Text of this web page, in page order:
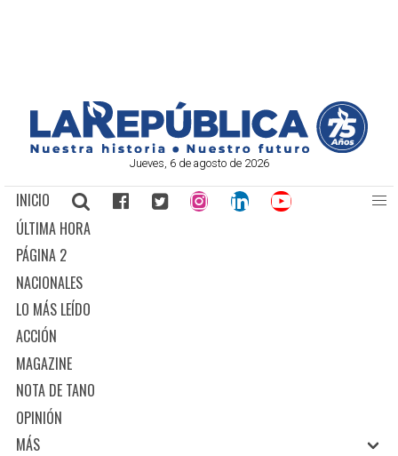
Jueves, 6 de agosto de 2026
INICIO
ÚLTIMA HORA
PÁGINA 2
NACIONALES
LO MÁS LEÍDO
ACCIÓN
MAGAZINE
NOTA DE TANO
OPINIÓN
MÁS